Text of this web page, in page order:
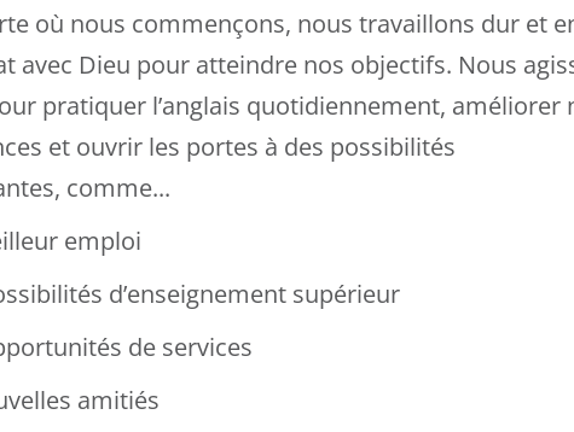
où nous commençons, nous travaillons dur et
avec Dieu pour atteindre nos objectifs. Nous
pratiquer l’anglais quotidiennement, améliorer
et ouvrir les portes à des possibilités
comme...
emploi
d’enseignement supérieur
de services
amitiés